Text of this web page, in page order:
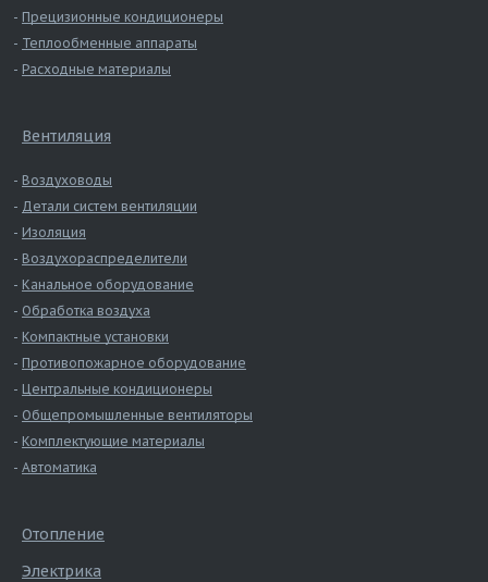
Прецизионные кондиционеры
Теплообменные аппараты
Расходные материалы
Вентиляция
Воздуховоды
Детали систем вентиляции
Изоляция
Воздухораспределители
Канальное оборудование
Обработка воздуха
Компактные установки
Противопожарное оборудование
Центральные кондиционеры
Общепромышленные вентиляторы
Комплектующие материалы
Автоматика
Отопление
Электрика